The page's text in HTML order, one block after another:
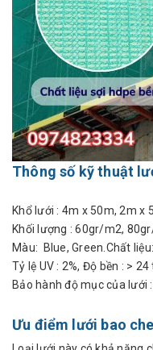
Thông số kỹ thuật
Khổ lưới : 4m x 50m, 2m x
Khối lượng : 60gr/m2,
Màu: Blue, Green.Chất
Tỷ lệ UV : 2%, Độ bền : > 24
Bảo hành độ mục của lưới
Ưu điểm lưới bao